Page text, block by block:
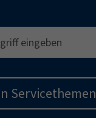
Servicethemen